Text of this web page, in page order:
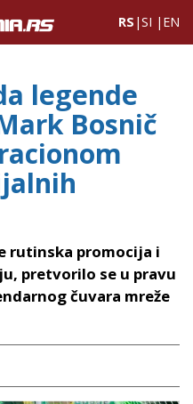
RS |SI | EN
legende
Bosnič
rutinska promocija i
pretvorilo se u pravu
čuvara mreže